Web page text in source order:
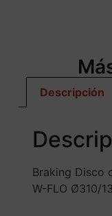
Descripción
Braking Disco
W-FLO Ø310/